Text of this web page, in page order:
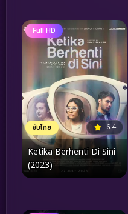
Full HD
ซับไทย 6.4
Ketika Berhenti Di Sini
(2023)